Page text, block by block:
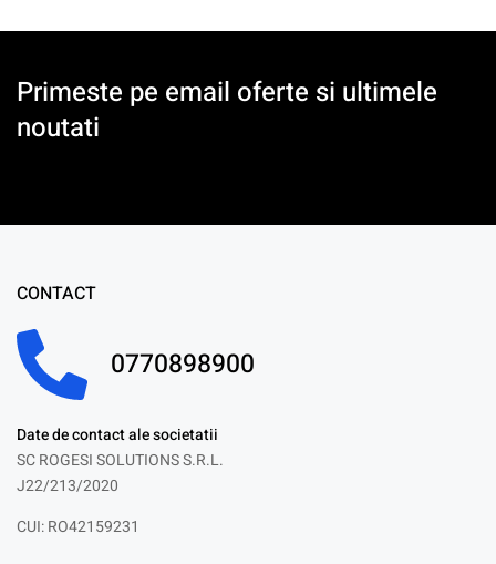
Primeste pe email oferte si ultimele
noutati
CONTACT
0770898900
Date de contact ale societatii
SC ROGESI SOLUTIONS S.R.L.
J22/213/2020
CUI: RO42159231